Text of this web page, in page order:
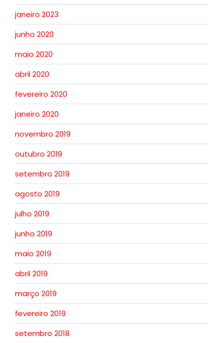
janeiro 2023
junho 2020
maio 2020
abril 2020
fevereiro 2020
janeiro 2020
novembro 2019
outubro 2019
setembro 2019
agosto 2019
julho 2019
junho 2019
maio 2019
abril 2019
março 2019
fevereiro 2019
setembro 2018